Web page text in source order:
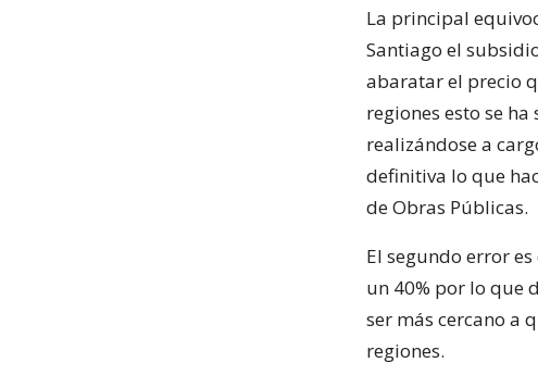
La principal
Santiago el
abaratar el precio
regiones esto se
realizándose a
definitiva lo que
de Obras Públicas.
El segundo error
un 40% por lo que
ser más cercano a
regiones.